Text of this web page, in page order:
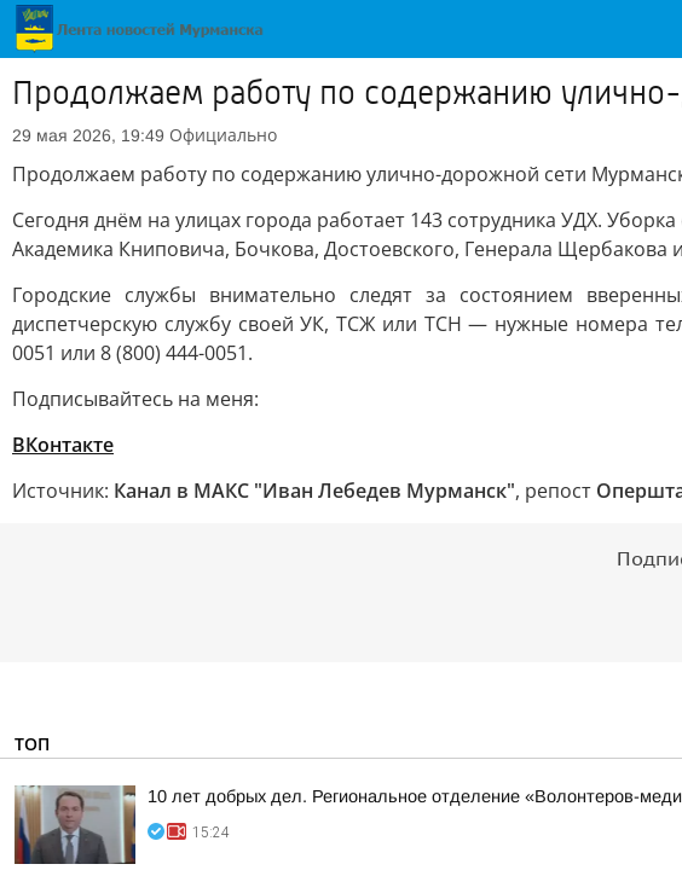
Продолжаем работу по содержанию
29 мая 2026, 19:49 Официально
Продолжаем работу по содержанию улично-дорожной сети
Сегодня днём на улицах города работает 143 сотрудника УДХ.
Академика Книповича, Бочкова, Достоевского, Генерала Щербакова
Городские службы внимательно следят за состоянием
диспетчерскую службу своей УК, ТСЖ или ТСН — нужные номера
0051 или 8 (800) 444-0051.
Подписывайтесь на меня:
ВКонтакте
Источник: Канал в МАКС "Иван Лебедев Мурманск", репост
ТОП
10 лет добрых дел. Региональное отделение «Волонтеров-
15:24